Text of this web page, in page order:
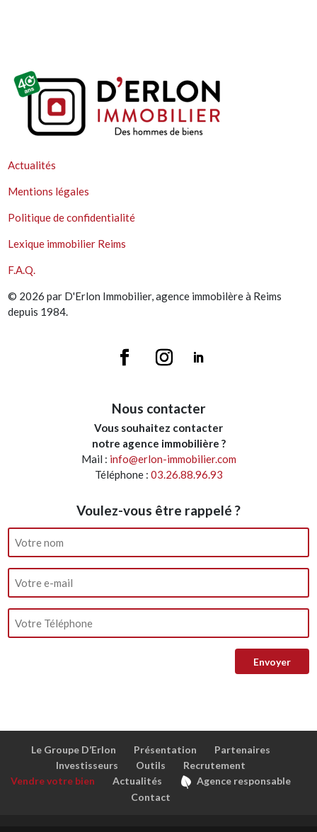
Actualités
Mentions légales
Politique de confidentialité
Lexique immobilier Reims
F.A.Q.
© 2026 par D'Erlon Immobilier, agence immobilère à Reims
depuis 1984.
Nous contacter
Vous souhaitez contacter
notre agence immobilière ?
Mail : info@erlon-immobilier.com
Téléphone : 03.26.88.96.93
Voulez-vous être rappelé ?
Le Groupe D’Erlon Présentation
Partenaires
Investisseurs
Outils
Recrutement
Vendre votre bien
Actualités
Agence responsable
Contact